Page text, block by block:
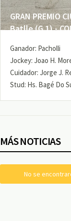
GRAN PREMIO
Batlle (G 1) -
Ganador: Pacholli
Jockey: Joao H.
Cuidador: Jorge J.
Stud: Hs. Bagé Do
MÁS NOTICIAS
No se